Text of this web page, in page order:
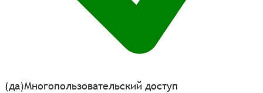
(да)Многопользовательский доступ